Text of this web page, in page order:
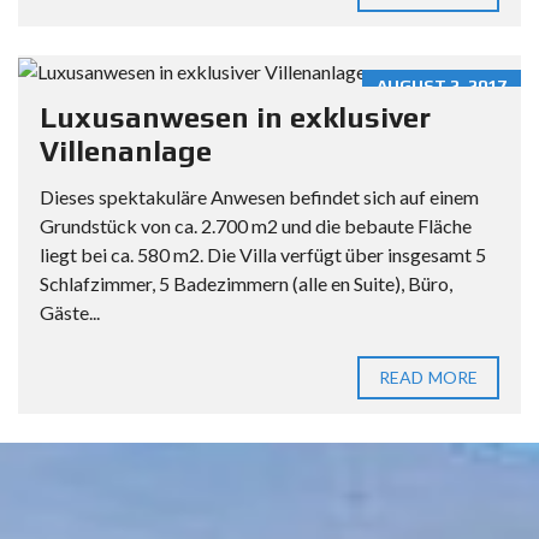
AUGUST 2, 2017
Luxusanwesen in exklusiver
Villenanlage
Dieses spektakuläre Anwesen befindet sich auf einem
Grundstück von ca. 2.700 m2 und die bebaute Fläche
liegt bei ca. 580 m2. Die Villa verfügt über insgesamt 5
Schlafzimmer, 5 Badezimmern (alle en Suite), Büro,
Gäste...
READ MORE